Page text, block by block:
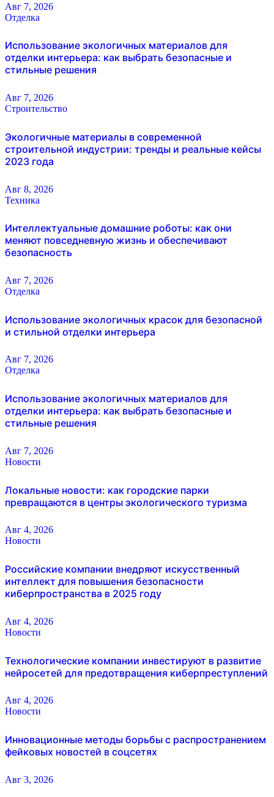
Авг 7, 2026
Отделка
Использование экологичных материалов для
отделки интерьера: как выбрать безопасные и
стильные решения
Авг 7, 2026
Строительство
Экологичные материалы в современной
строительной индустрии: тренды и реальные кейсы
2023 года
Авг 8, 2026
Техника
Интеллектуальные домашние роботы: как они
меняют повседневную жизнь и обеспечивают
безопасность
Авг 7, 2026
Отделка
Использование экологичных красок для безопасной
и стильной отделки интерьера
Авг 7, 2026
Отделка
Использование экологичных материалов для
отделки интерьера: как выбрать безопасные и
стильные решения
Авг 7, 2026
Новости
Локальные новости: как городские парки
превращаются в центры экологического туризма
Авг 4, 2026
Новости
Российские компании внедряют искусственный
интеллект для повышения безопасности
киберпространства в 2025 году
Авг 4, 2026
Новости
Технологические компании инвестируют в развитие
нейросетей для предотвращения киберпреступлений
Авг 4, 2026
Новости
Инновационные методы борьбы с распространением
фейковых новостей в соцсетях
Авг 3, 2026